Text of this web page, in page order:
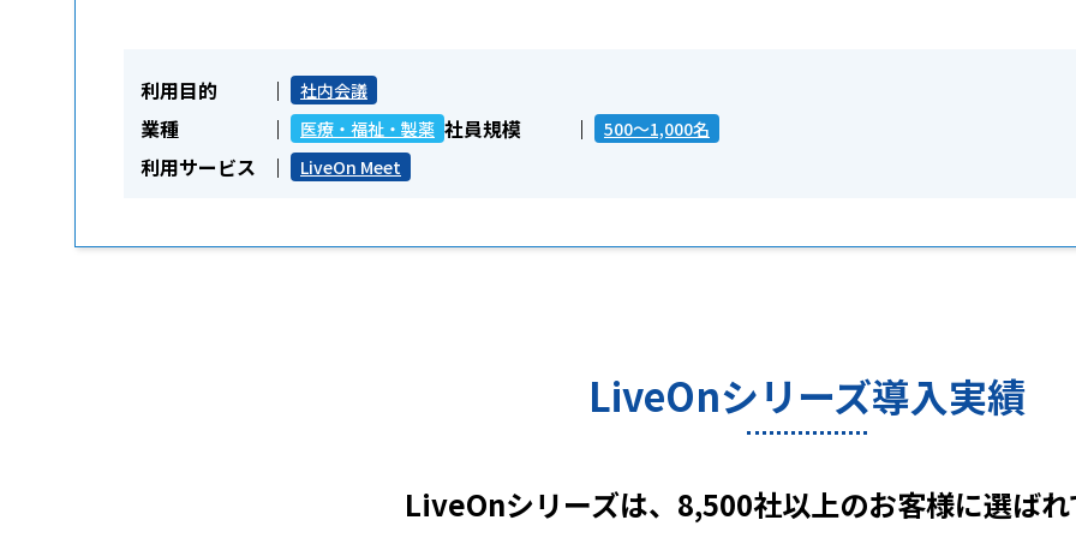
利用目的 社内会議
業種 医療・福祉・製薬 社員規模 500～1,000名
利用サービス LiveOn Meet
LiveOnシリーズ導入実績
LiveOnシリーズは、8,500社以上のお客様に選ばれ